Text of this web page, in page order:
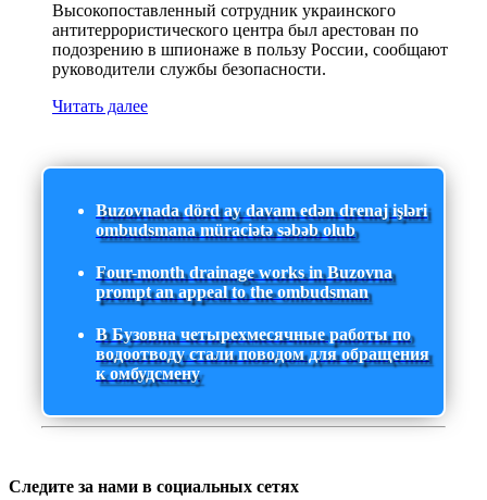
Высокопоставленный сотрудник украинского
антитеррористического центра был арестован по
подозрению в шпионаже в пользу России, сообщают
руководители службы безопасности.
Читать далее
Buzovnada dörd ay davam edən drenaj işləri
ombudsmana müraciətə səbəb olub
Four-month drainage works in Buzovna
prompt an appeal to the ombudsman
В Бузовна четырехмесячные работы по
водоотводу стали поводом для обращения
к омбудсмену
Следите за нами в социальных сетях